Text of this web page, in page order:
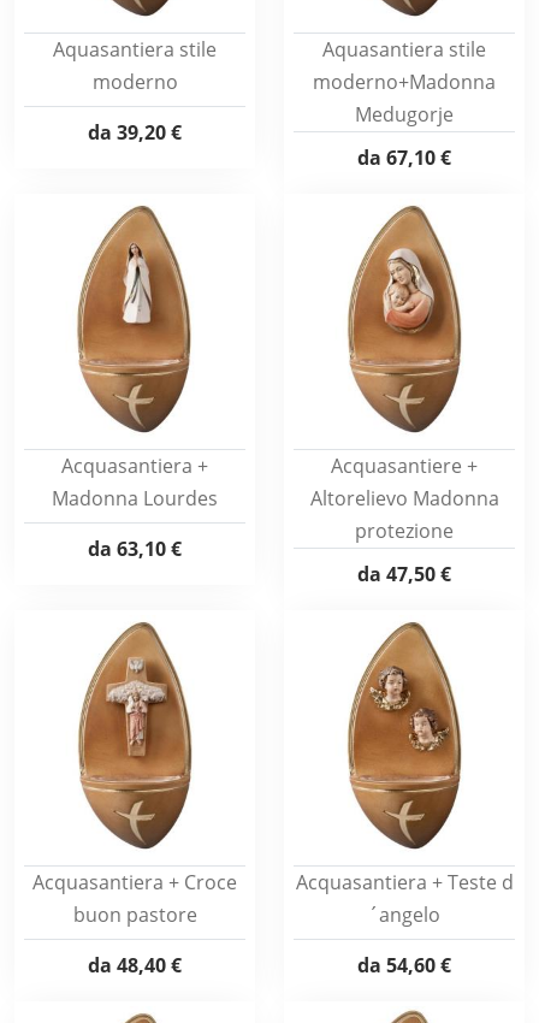
Aquasantiera stile
moderno
da 39,20 €
Aquasantiera stile
moderno+Madonna
Medugorje
da 67,10 €
Acquasantiera +
Madonna Lourdes
da 63,10 €
Acquasantiere +
Altorelievo Madonna
protezione
da 47,50 €
Acquasantiera + Croce
buon pastore
da 48,40 €
Acquasantiera + Teste d
´angelo
da 54,60 €